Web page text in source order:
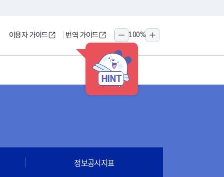
HINT
이용자 가이드 번역 가이드
축소
100%
확대
정보공시지표